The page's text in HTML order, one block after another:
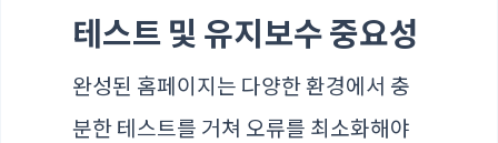
테스트 및 유지보수 중요성
완성된 홈페이지는 다양한 환경에서 충
분한 테스트를 거쳐 오류를 최소화해야